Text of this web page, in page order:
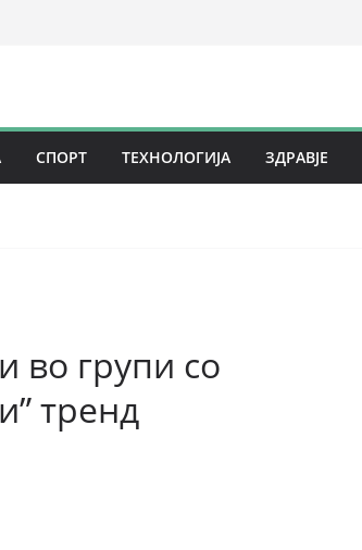
СПОРТ ТЕХНОЛОГИЈА ЗДРАВЈЕ
во групи со
тренд